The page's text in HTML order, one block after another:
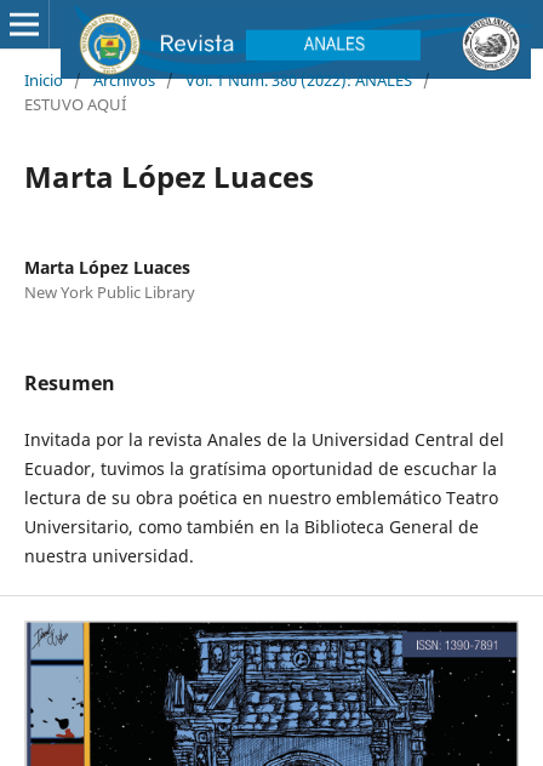
Inicio / Archivos / Vol. 1 Núm. 380 (2022): ANALES /
ESTUVO AQUÍ
Marta López Luaces
Marta López Luaces
New York Public Library
Resumen
Invitada por la revista Anales de la Universidad Central del
Ecuador, tuvimos la gratísima oportunidad de escuchar la
lectura de su obra poética en nuestro emblemático Teatro
Universitario, como también en la Biblioteca General de
nuestra universidad.